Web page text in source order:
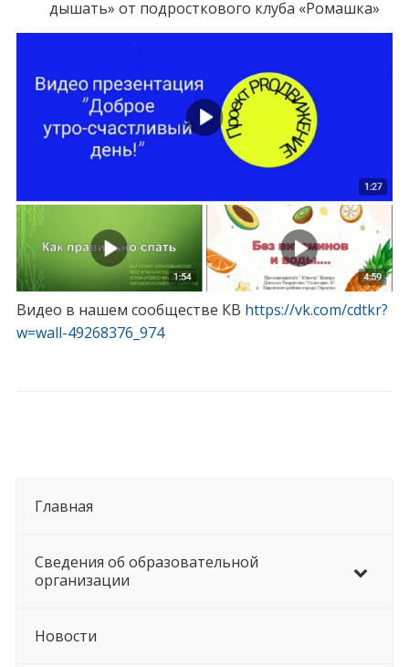
Главная
Сведения об образовательной
организации
Новости
дышать» от подросткового клуба «Ромашка»
Видео в нашем сообществе КВ https://vk.com/cdtkr?
w=wall-49268376_974